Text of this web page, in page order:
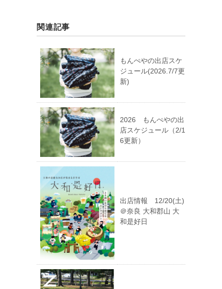
関連記事
もんぺやの出店スケ
ジュール(2026.7/7更
新)
2026 もんぺやの出
店スケジュール（2/1
6更新）
出店情報 12/20(土)
＠奈良 大和郡山 大
和是好日